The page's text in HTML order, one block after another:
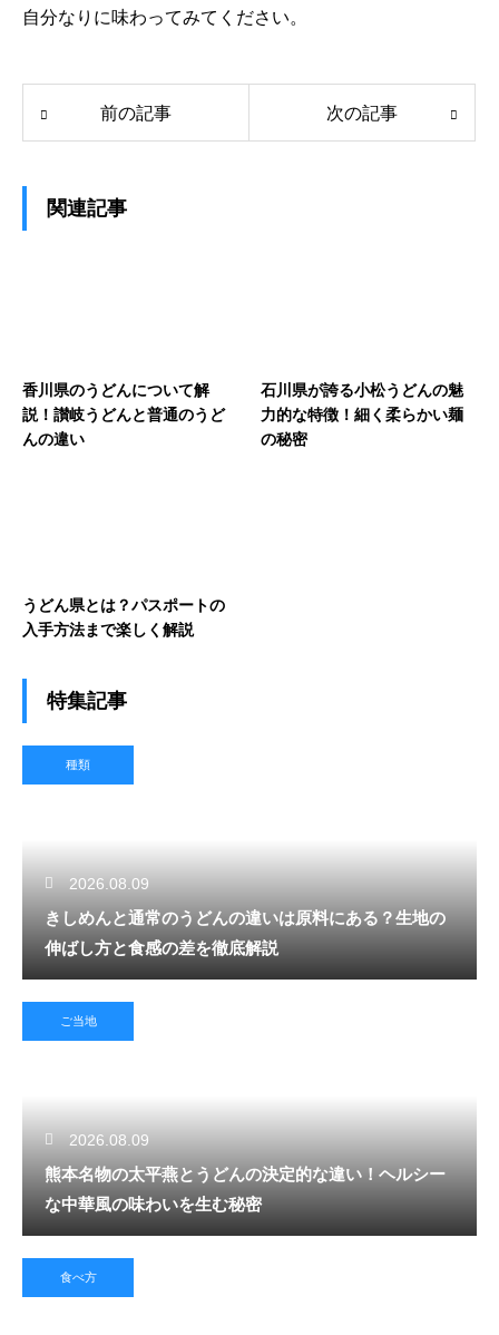
自分なりに味わってみてください。
前の記事 次の記事
関連記事
香川県のうどんについて解
説！讃岐うどんと普通のうど
んの違い
石川県が誇る小松うどんの魅
力的な特徴！細く柔らかい麺
の秘密
うどん県とは？パスポートの
入手方法まで楽しく解説
特集記事
種類
2026.08.09
きしめんと通常のうどんの違いは原料にある？生地の
伸ばし方と食感の差を徹底解説
ご当地
2026.08.09
熊本名物の太平燕とうどんの決定的な違い！ヘルシー
な中華風の味わいを生む秘密
食べ方